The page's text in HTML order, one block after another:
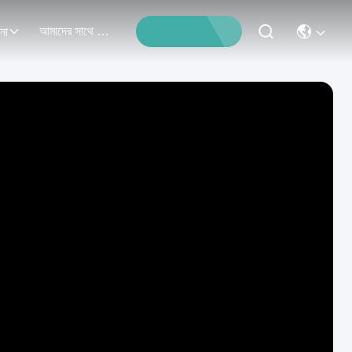
আমাদের সাথে যোগাযোগ